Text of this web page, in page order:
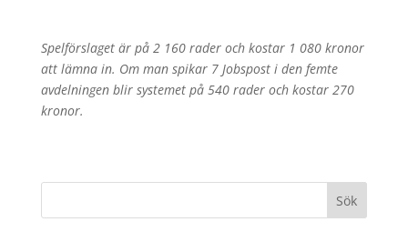
Spelförslaget är på 2 160 rader och kostar 1 080 kronor
att lämna in. Om man spikar 7 Jobspost i den femte
avdelningen blir systemet på 540 rader och kostar 270
kronor.